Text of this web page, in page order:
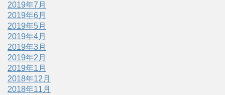
2019年7月
2019年6月
2019年5月
2019年4月
2019年3月
2019年2月
2019年1月
2018年12月
2018年11月